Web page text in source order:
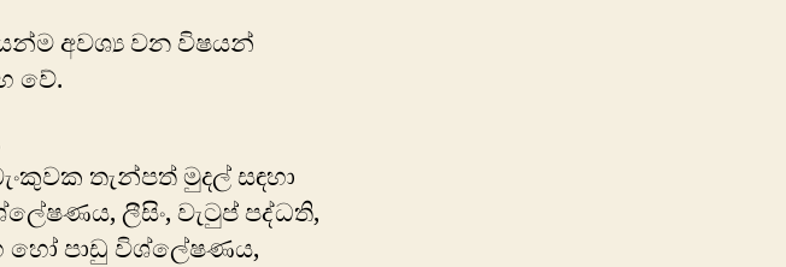
අවශ්‍ය වන විෂයන්
වේ.
තැන්පත් මුදල් සඳහා
ලීසිං, වැටුප් පද්ධති,
හෝ පාඩු විශ්ලේෂණය,